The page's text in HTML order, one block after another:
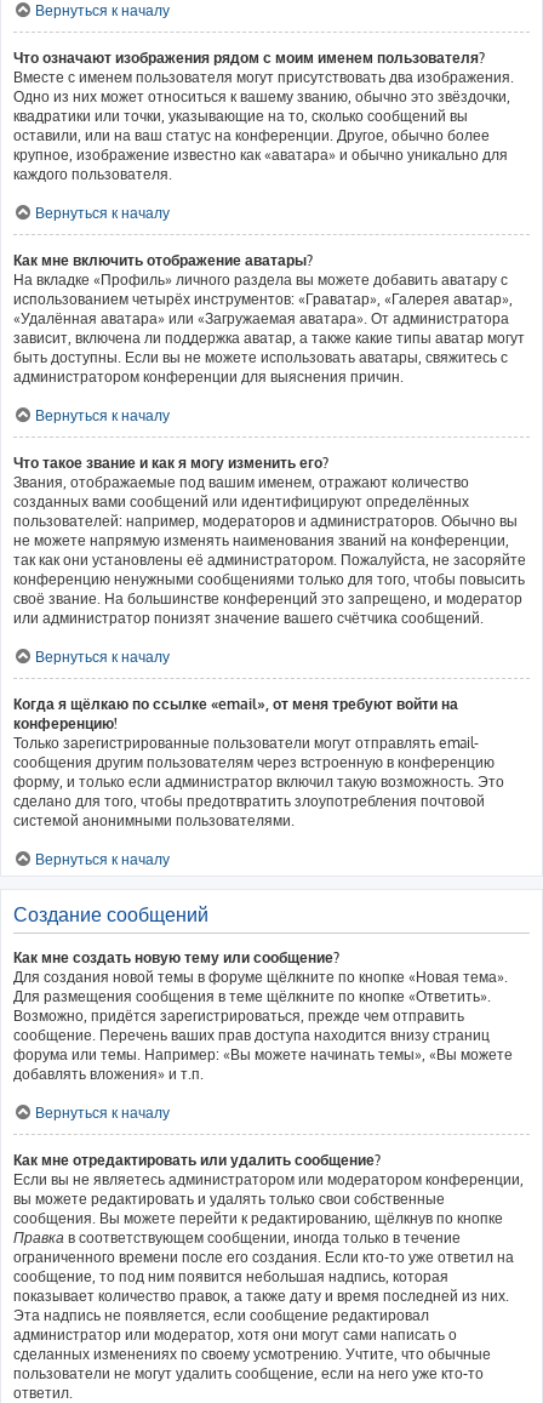
Вернуться к началу
Что означают изображения рядом с моим именем пользователя?
Вместе с именем пользователя могут присутствовать два изображения.
Одно из них может относиться к вашему званию, обычно это звёздочки,
квадратики или точки, указывающие на то, сколько сообщений вы
оставили, или на ваш статус на конференции. Другое, обычно более
крупное, изображение известно как «аватара» и обычно уникально для
каждого пользователя.
Вернуться к началу
Как мне включить отображение аватары?
На вкладке «Профиль» личного раздела вы можете добавить аватару с
использованием четырёх инструментов: «Граватар», «Галерея аватар»,
«Удалённая аватара» или «Загружаемая аватара». От администратора
зависит, включена ли поддержка аватар, а также какие типы аватар могут
быть доступны. Если вы не можете использовать аватары, свяжитесь с
администратором конференции для выяснения причин.
Вернуться к началу
Что такое звание и как я могу изменить его?
Звания, отображаемые под вашим именем, отражают количество
созданных вами сообщений или идентифицируют определённых
пользователей: например, модераторов и администраторов. Обычно вы
не можете напрямую изменять наименования званий на конференции,
так как они установлены её администратором. Пожалуйста, не засоряйте
конференцию ненужными сообщениями только для того, чтобы повысить
своё звание. На большинстве конференций это запрещено, и модератор
или администратор понизят значение вашего счётчика сообщений.
Вернуться к началу
Когда я щёлкаю по ссылке «email», от меня требуют войти на
конференцию!
Только зарегистрированные пользователи могут отправлять email-
сообщения другим пользователям через встроенную в конференцию
форму, и только если администратор включил такую возможность. Это
сделано для того, чтобы предотвратить злоупотребления почтовой
системой анонимными пользователями.
Вернуться к началу
Создание сообщений
Как мне создать новую тему или сообщение?
Для создания новой темы в форуме щёлкните по кнопке «Новая тема».
Для размещения сообщения в теме щёлкните по кнопке «Ответить».
Возможно, придётся зарегистрироваться, прежде чем отправить
сообщение. Перечень ваших прав доступа находится внизу страниц
форума или темы. Например: «Вы можете начинать темы», «Вы можете
добавлять вложения» и т.п.
Вернуться к началу
Как мне отредактировать или удалить сообщение?
Если вы не являетесь администратором или модератором конференции,
вы можете редактировать и удалять только свои собственные
сообщения. Вы можете перейти к редактированию, щёлкнув по кнопке
Правка в соответствующем сообщении, иногда только в течение
ограниченного времени после его создания. Если кто-то уже ответил на
сообщение, то под ним появится небольшая надпись, которая
показывает количество правок, а также дату и время последней из них.
Эта надпись не появляется, если сообщение редактировал
администратор или модератор, хотя они могут сами написать о
сделанных изменениях по своему усмотрению. Учтите, что обычные
пользователи не могут удалить сообщение, если на него уже кто-то
ответил.